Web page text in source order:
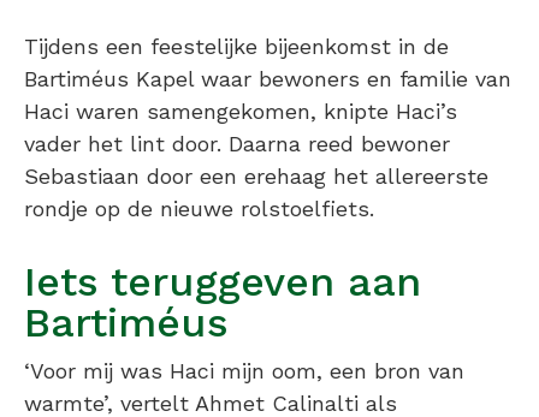
Tijdens een feestelijke bijeenkomst in de
Bartiméus Kapel waar bewoners en familie van
Haci waren samengekomen, knipte Haci’s
vader het lint door. Daarna reed bewoner
Sebastiaan door een erehaag het allereerste
rondje op de nieuwe rolstoelfiets.
Iets teruggeven aan
Bartiméus
‘Voor mij was Haci mijn oom, een bron van
warmte’, vertelt Ahmet Calinalti als